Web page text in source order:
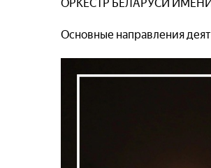
ОРКЕСТР БЕЛАРУСИ
Основные направления